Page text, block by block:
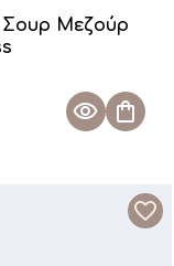
Μεζούρ